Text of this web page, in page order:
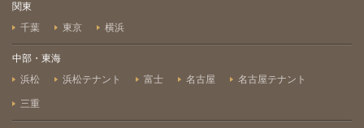
関東
千葉
東京 横浜
中部・東海
浜松
浜松テナント 富士 名古屋 名古屋テナント
三重